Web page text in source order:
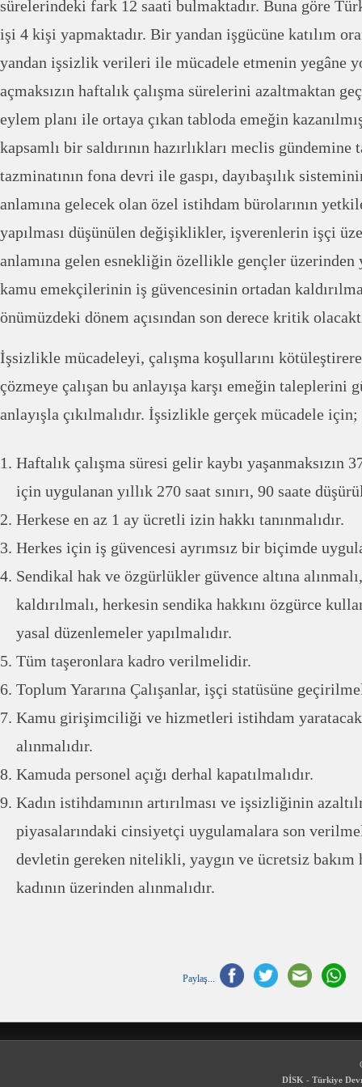
sürelerindeki fark 12 saati bulmaktadır. Buna göre
işi 4 kişi yapmaktadır. Bir yandan işgücüne katılım
yandan işsizlik verileri ile mücadele etmenin yegâne
açmaksızın haftalık çalışma sürelerini azaltmaktan
eylem planı ile ortaya çıkan tabloda emeğin
kapsamlı bir saldırının hazırlıkları meclis gündemine
tazminatının fona devri ile gaspı, dayıbaşılık
anlamına gelecek olan özel istihdam bürolarının
yapılması düşünülen değişiklikler, işverenlerin işçi
anlamına gelen esnekliğin özellikle gençler üzerinden
kamu emekçilerinin iş güvencesinin ortadan
önümüzdeki dönem açısından son derece kritik
İşsizlikle mücadeleyi, çalışma koşullarını
çözmeye çalışan bu anlayışa karşı emeğin taleplerini
anlayışla çıkılmalıdır. İşsizlikle gerçek mücadele için;
Haftalık çalışma süresi gelir kaybı yaşanmaksızın
için uygulanan yıllık 270 saat sınırı, 90 saate
Herkese en az 1 ay ücretli izin hakkı tanınmalıdır.
Herkes için iş güvencesi ayrımsız bir biçimde
Sendikal hak ve özgürlükler güvence altına
kaldırılmalı, herkesin sendika hakkını özgürce
yasal düzenlemeler yapılmalıdır.
Tüm taşeronlara kadro verilmelidir.
Toplum Yararına Çalışanlar, işçi statüsüne
Kamu girişimciliği ve hizmetleri istihdam
alınmalıdır.
Kamuda personel açığı derhal kapatılmalıdır.
Kadın istihdamının artırılması ve işsizliğinin
piyasalarındaki cinsiyetçi uygulamalara son
devletin gereken nitelikli, yaygın ve ücretsiz
kadının üzerinden alınmalıdır.
Paylaş...
DİSK - Türkiye